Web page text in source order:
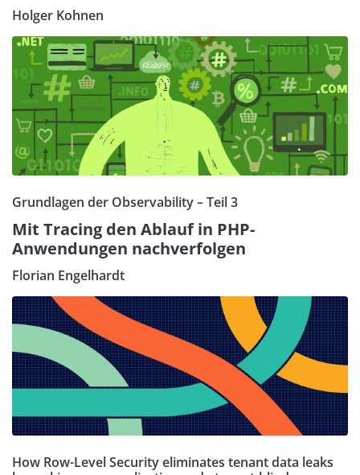
Holger Kohnen
Grundlagen der Observability – Teil 3
Mit Tracing den Ablauf in PHP-
Anwendungen nachverfolgen
Florian Engelhardt
How Row-Level Security eliminates tenant data leaks